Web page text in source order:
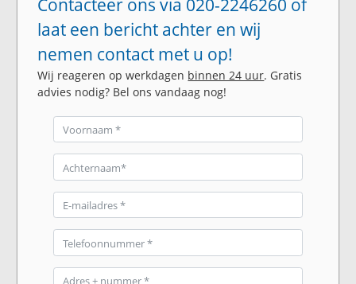
Contacteer ons via 020-2246260 of
laat een bericht achter en wij
nemen contact met u op!
Wij reageren op werkdagen binnen 24 uur. Gratis
advies nodig? Bel ons vandaag nog!